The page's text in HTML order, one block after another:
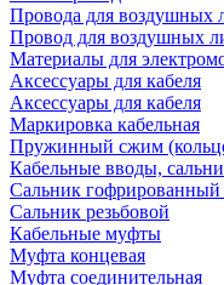
Провода для воздушных
Провод для воздушных
Материалы для
Аксессуары для кабеля
Аксессуары для кабеля
Маркировка кабельная
Пружинный сжим
Кабельные вводы,
Сальник гофрированный
Сальник резьбовой
Кабельные муфты
Муфта концевая
Муфта соединительная